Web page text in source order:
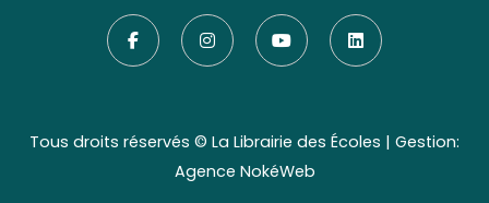
Tous droits réservés © La Librairie des Écoles | Gestion:
Agence NokéWeb